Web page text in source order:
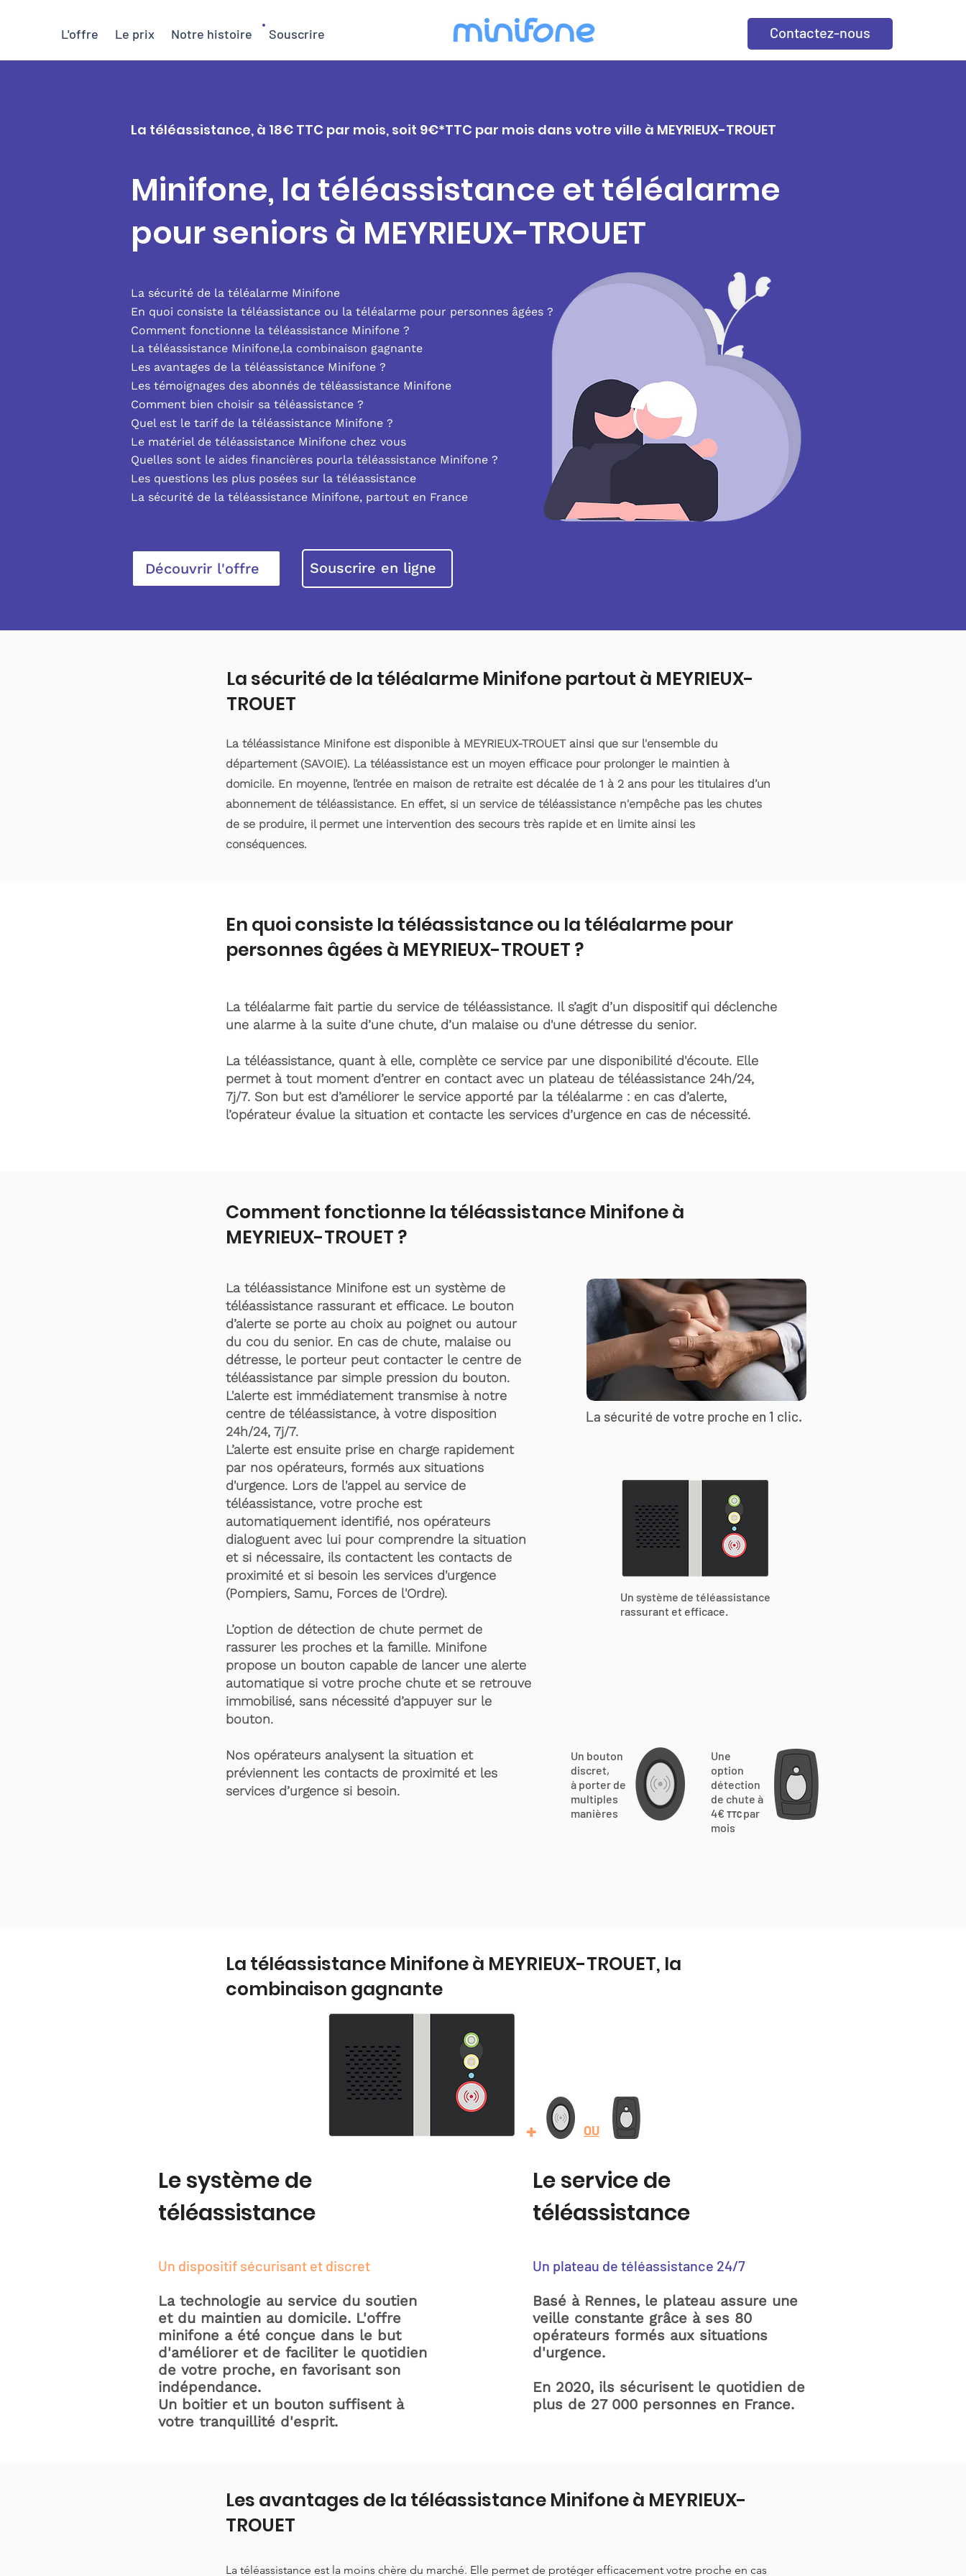
L'offre Le prix Notre histoire Souscrire Contactez-nous
La téléassistance, à 18€ TTC par mois, soit 9€*TTC par mois dans votre ville à MEYRIEUX-TROUET
Minifone, la téléassistance et téléalarme
pour seniors à MEYRIEUX-TROUET
La sécurité de la téléalarme Minifone
En quoi consiste la téléassistance ou la téléalarme pour personnes âgées ?
Comment fonctionne la téléassistance Minifone ?
La téléassistance Minifone,la combinaison gagnante
Les avantages de la téléassistance Minifone ?
Les témoignages des abonnés de téléassistance Minifone
Comment bien choisir sa téléassistance ?
Quel est le tarif de la téléassistance Minifone ?
Le matériel de téléassistance Minifone chez vous
Quelles sont le aides financières pourla téléassistance Minifone ?
Les questions les plus posées sur la téléassistance
La sécurité de la téléassistance Minifone, partout en France
Découvrir l'offre Souscrire en ligne
La sécurité de la téléalarme Minifone partout à MEYRIEUX-
TROUET
La téléassistance Minifone est disponible à MEYRIEUX-TROUET ainsi que sur l'ensemble du
département (SAVOIE). La téléassistance est un moyen efficace pour prolonger le maintien à
domicile. En moyenne, l’entrée en maison de retraite est décalée de 1 à 2 ans pour les titulaires d’un
abonnement de téléassistance. En effet, si un service de téléassistance n'empêche pas les chutes
de se produire, il permet une intervention des secours très rapide et en limite ainsi les
conséquences.
En quoi consiste la téléassistance ou la téléalarme pour
personnes âgées à MEYRIEUX-TROUET ?
La téléalarme fait partie du service de téléassistance. Il s’agit d’un dispositif qui déclenche
une alarme à la suite d’une chute, d’un malaise ou d'une détresse du senior.
La téléassistance, quant à elle, complète ce service par une disponibilité d'écoute. Elle
permet à tout moment d’entrer en contact avec un plateau de téléassistance 24h/24,
7j/7. Son but est d’améliorer le service apporté par la téléalarme : en cas d’alerte,
l’opérateur évalue la situation et contacte les services d’urgence en cas de nécessité.
Comment fonctionne la téléassistance Minifone à
MEYRIEUX-TROUET ?
La téléassistance Minifone est un système de
téléassistance rassurant et efficace. Le bouton
d’alerte se porte au choix au poignet ou autour
du cou du senior. En cas de chute, malaise ou
détresse, le porteur peut contacter le centre de
téléassistance par simple pression du bouton.
L'alerte est immédiatement transmise à notre
centre de téléassistance, à votre disposition
24h/24, 7j/7.
L’alerte est ensuite prise en charge rapidement
par nos opérateurs, formés aux situations
d'urgence. Lors de l'appel au service de
téléassistance, votre proche est
automatiquement identifié, nos opérateurs
dialoguent avec lui pour comprendre la situation
et si nécessaire, ils contactent les contacts de
proximité et si besoin les services d'urgence
(Pompiers, Samu, Forces de l'Ordre).
L’option de détection de chute permet de
rassurer les proches et la famille. Minifone
propose un bouton capable de lancer une alerte
automatique si votre proche chute et se retrouve
immobilisé, sans nécessité d’appuyer sur le
bouton.
Nos opérateurs analysent la situation et
préviennent les contacts de proximité et les
services d’urgence si besoin.
La sécurité de votre proche en 1 clic.
Un système de téléassistance
rassurant et efficace.
Un bouton
discret,
à porter de
multiples
manières
Une
option
détection
de chute à
4€ TTC par
mois
La téléassistance Minifone à MEYRIEUX-TROUET, la
combinaison gagnante
Le système de
téléassistance
Un dispositif sécurisant et discret
La technologie au service du soutien
et du maintien au domicile. L'offre
minifone a été conçue dans le but
d'améliorer et de faciliter le quotidien
de votre proche, en favorisant son
indépendance.
Un boitier et un bouton suffisent à
votre tranquillité d'esprit.
+ OU
Le service de
téléassistance
Un plateau de téléassistance 24/7
Basé à Rennes, le plateau assure une
veille constante grâce à ses 80
opérateurs formés aux situations
d'urgence.
En 2020, ils sécurisent le quotidien de
plus de 27 000 personnes en France.
Les avantages de la téléassistance Minifone à MEYRIEUX-
TROUET
La téléassistance est la moins chère du marché. Elle permet de protéger efficacement votre proche en cas